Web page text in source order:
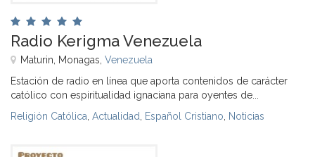
Radio Kerigma Venezuela
Maturin, Monagas, Venezuela
Estación de radio en línea que aporta contenidos de carácter
católico con espiritualidad ignaciana para oyentes de...
Religión Católica Actualidad Español Cristiano Noticias